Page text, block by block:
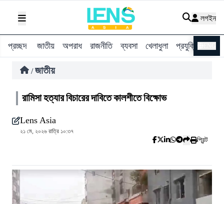
লগইন
প্রচ্ছদ জাতীয় অপরাধ রাজনীতি ব্যবসা খেলাধুলা প্রযুক্তি
/ জাতীয়
রামিসা হত্যার বিচারের দাবিতে কালশীতে বিক্ষোভ
Lens Asia
২১ মে, ২০২৬ রাত্রি ১০:৩৭
প্রিন্ট